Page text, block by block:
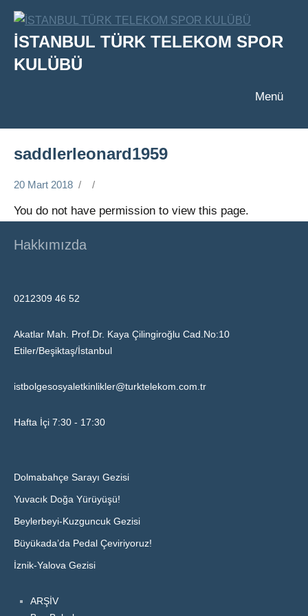
İçeriğe
İSTANBUL TÜRK TELEKOM SPOR
KULÜBÜ
Menü
saddlerleonard1959
20 Mart 2018
You do not have permission to view this page.
Hakkımızda
0212309 46 52
Akatlar Mah. Prof.Dr. Kaya Çilingiroğlu Cad.No:10
Etiler/Beşiktaş/İstanbul
istbolgesosyaletkinlikler@turktelekom.com.tr
Hafta İçi 7:30 - 17:30
Dolmabahçe Sarayı Gezisi
Yuvacık Doğa Yürüyüşü!
Beylerbeyi-Kuzguncuk Gezisi
Büyükada’da Pedal Çeviriyoruz!
İznik-Yalova Gezisi
ARŞİV